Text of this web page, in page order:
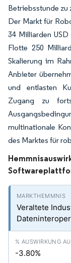
Betriebsstunde zu
Der Markt für
34 Milliarden
Flotte 250
Skalierung im
Anbieter
und entlasten
Zugang zu
multinationale
des Marktes für
Veraltete
-3.80%